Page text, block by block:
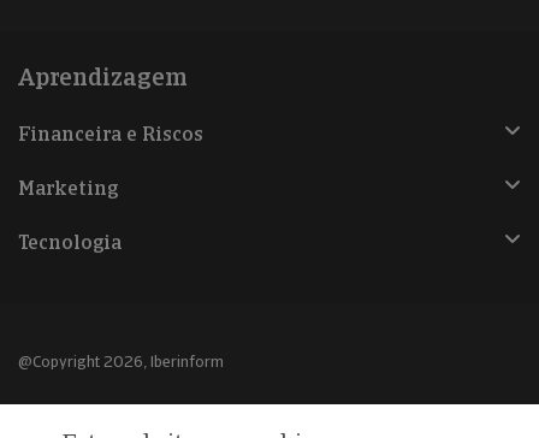
Aprendizagem
Financeira e Riscos
Marketing
Tecnologia
@Copyright 2026, Iberinform